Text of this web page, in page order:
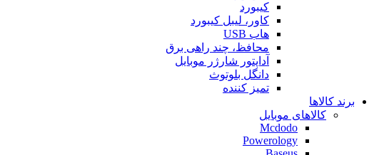
کیبورد
کاور، لیبل کیبورد
هاب USB
محافظ، چند راهی برق
آداپتور شارژر موبایل
دانگل بلوتوث
تمیز کننده
برند کالاها
کالاهای موبایل
Mcdodo
Powerology